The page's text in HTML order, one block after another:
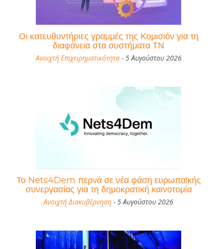
Οι κατευθυντήριες γραμμές της Κομισιόν για τη
διαφάνεια στα συστήματα ΤΝ
Ανοιχτή Επιχειρηματικότητα- 5 Αυγούστου 2026
Το Nets4Dem περνά σε νέα φάση ευρωπαϊκής
συνεργασίας για τη δημοκρατική καινοτομία
Ανοιχτή Διακυβέρνηση - 5 Αυγούστου 2026